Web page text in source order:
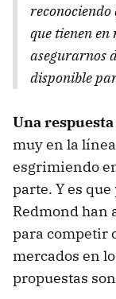
que tienen en
asegurarnos
disponible
Una
muy en la
esgrimiendo
parte. Y es
Redmond han
para competir
mercados en
propuestas